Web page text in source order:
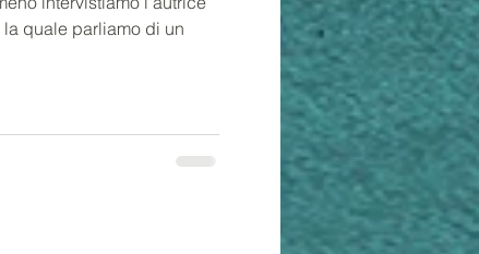
quale parliamo di un